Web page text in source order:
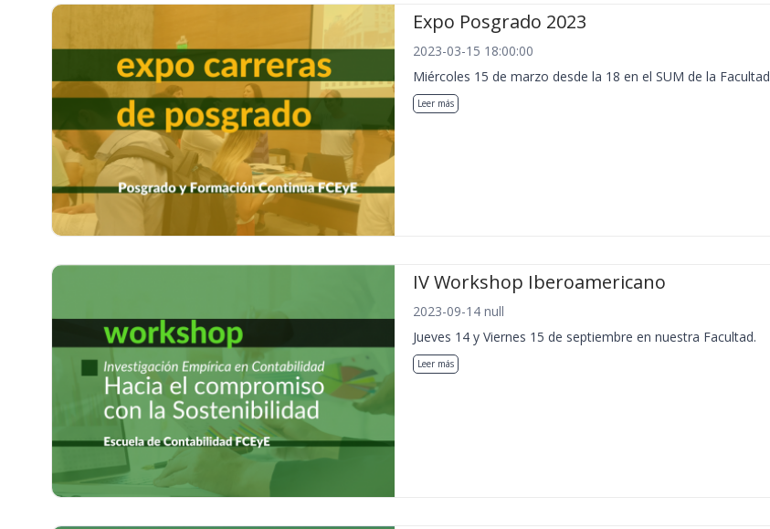
Expo Posgrado 2023
2023-03-15 18:00:00
Miércoles 15 de marzo desde la 18 en el SUM de la Facultad
Leer más
IV Workshop Iberoamericano
2023-09-14 null
Jueves 14 y Viernes 15 de septiembre en nuestra Facultad.
Leer más